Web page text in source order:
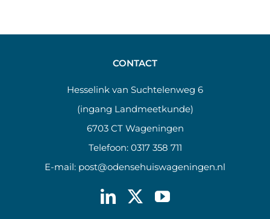
CONTACT
Hesselink van Suchtelenweg 6
(ingang Landmeetkunde)
6703 CT Wageningen
Telefoon: 0317 358 711
E-mail: post@odensehuiswageningen.nl